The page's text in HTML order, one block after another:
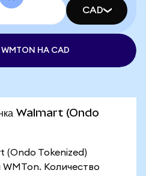
CAD
НА CAD
Walmart (Ondo
(Ondo Tokenized)
WMTon. Количество